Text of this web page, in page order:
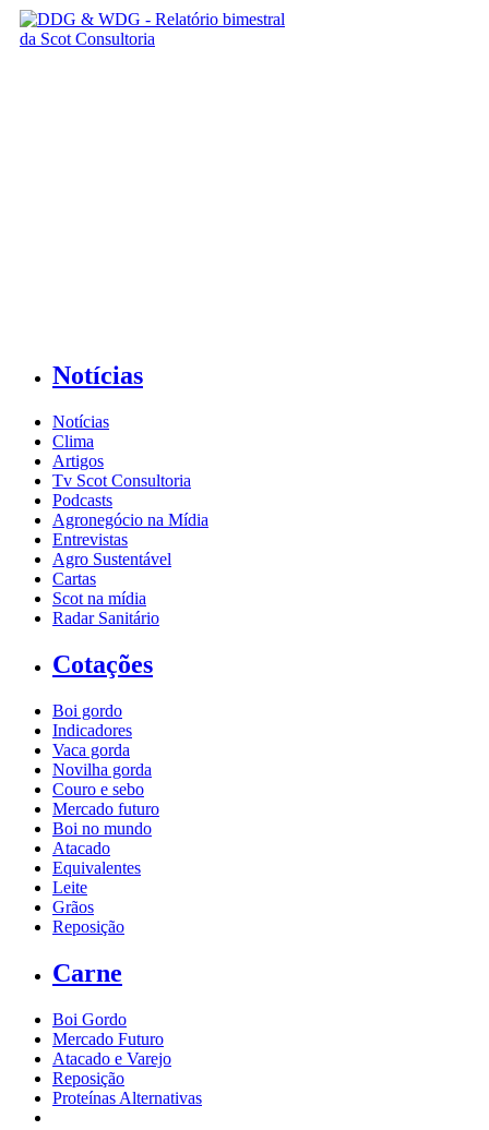
Notícias
Notícias
Clima
Artigos
Tv Scot Consultoria
Podcasts
Agronegócio na Mídia
Entrevistas
Agro Sustentável
Cartas
Scot na mídia
Radar Sanitário
Cotações
Boi gordo
Indicadores
Vaca gorda
Novilha gorda
Couro e sebo
Mercado futuro
Boi no mundo
Atacado
Equivalentes
Leite
Grãos
Reposição
Carne
Boi Gordo
Mercado Futuro
Atacado e Varejo
Reposição
Proteínas Alternativas